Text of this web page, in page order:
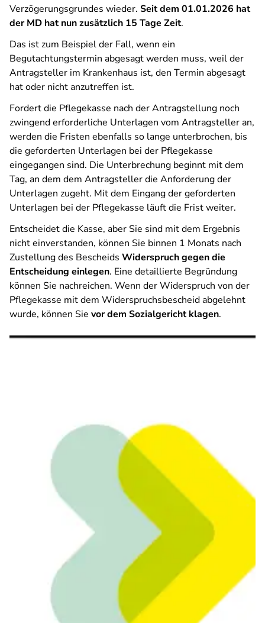
Verzögerungsgrundes wieder. Seit dem 01.01.2026 hat
der MD hat nun zusätzlich 15 Tage Zeit.
Das ist zum Beispiel der Fall, wenn ein
Begutachtungstermin abgesagt werden muss, weil der
Antragsteller im Krankenhaus ist, den Termin abgesagt
hat oder nicht anzutreffen ist.
Fordert die Pflegekasse nach der Antragstellung noch
zwingend erforderliche Unterlagen vom Antragsteller an,
werden die Fristen ebenfalls so lange unterbrochen, bis
die geforderten Unterlagen bei der Pflegekasse
eingegangen sind. Die Unterbrechung beginnt mit dem
Tag, an dem dem Antragsteller die Anforderung der
Unterlagen zugeht. Mit dem Eingang der geforderten
Unterlagen bei der Pflegekasse läuft die Frist weiter.
Entscheidet die Kasse, aber Sie sind mit dem Ergebnis
nicht einverstanden, können Sie binnen 1 Monats nach
Zustellung des Bescheids Widerspruch gegen die
Entscheidung einlegen. Eine detaillierte Begründung
können Sie nachreichen. Wenn der Widerspruch von der
Pflegekasse mit dem Widerspruchsbescheid abgelehnt
wurde, können Sie vor dem Sozialgericht klagen.